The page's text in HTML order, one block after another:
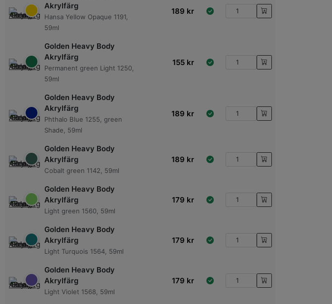
Akrylfärg
Hansa Yellow Opaque 1191,
59ml
189 kr
Golden Heavy Body
Akrylfärg
Permanent green Light 1250,
59ml
155 kr
Golden Heavy Body
Akrylfärg
Phthalo Blue 1255, green
Shade, 59ml
189 kr
Golden Heavy Body
Akrylfärg
Cobalt green 1142, 59ml
189 kr
Golden Heavy Body
Akrylfärg
Light green 1560, 59ml
179 kr
Golden Heavy Body
Akrylfärg
Light Turquois 1564, 59ml
179 kr
Golden Heavy Body
Akrylfärg
Light Violet 1568, 59ml
179 kr